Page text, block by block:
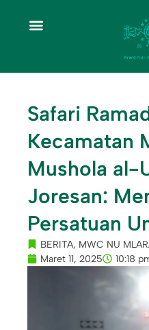
Safari
Kecamatan
Mushola al-
Joresan:
Persatuan
BERITA, MWC NU
Maret 11, 2025
10:18